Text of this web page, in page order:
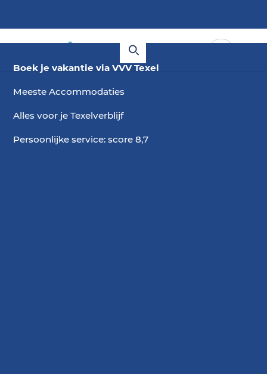
Boek je vakantie via VVV Texel
Meeste Accommodaties
Alles voor je Texelverblijf
Persoonlijke service: score 8,7